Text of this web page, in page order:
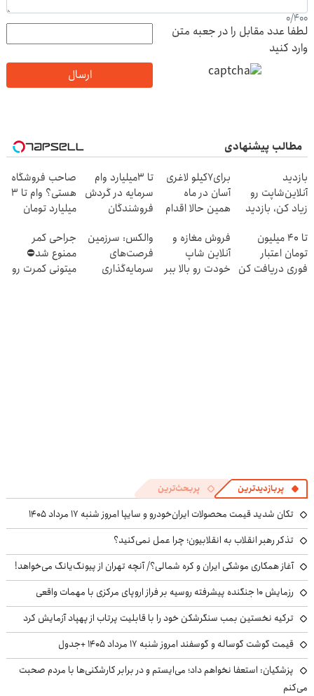
0/400
لطفا عدد مقابل را در جعبه متن
وارد کنید
ارسال
مطالب پیشنهادی
بازدید
آنلاین‌شاپت رو
زیاد کن، بازدید
بیشتر
برای7کیلو لاغری
آسان در ماه
همین حالا اقدام
قیمت قدیم
تا 3میلیارد وام
سرمایه در گردش
فروشندگان
صاحب فروشگاه
هستی؟ وام تا ۳
میلیارد تومان
تا 40 میلیون
تومان اعتبار
فوری دریافت کن
فروش مغازه و
آنلاین شاپ
خودت رو بالا ببر
والکس: سرزمین
فرصت‌های
سرمایه‌گذاری
جراحی کمر
ممنوع شد⛔
میتونی کمرت رو
پربازدیدترین پربحث‌ترین
تکان شدید قیمت محصولات ایران‌خودرو و سایپا امروز شنبه ۱۷ مرداد ۱۴۰۵
تذکر رهبر انقلاب به انقلابیون؛ چرا عمل نمی‌کنید؟
آغاز همکاری موشکی ایران و کره شمالی؟/ آنچه تهران از پیونگ‌یانگ می‌خواهد!
رزمایش ۱۰ جنگنده پیشرفته روسیه بر فراز اروپای مرکزی با مهمات واقعی
ترکیه نخستین بمب سنگرشکن خود را با قابلیت پرتاب از پهپاد آزمایش کرد
قیمت گوشت گوساله و گوسفند امروز شنبه ۱۷ مرداد ۱۴۰۵ +جدول
پزشکیان: استعفا نخواهم داد؛ می‌ایستم و در برابر کارشکنی‌ها با مردم صحبت
می‌کنم